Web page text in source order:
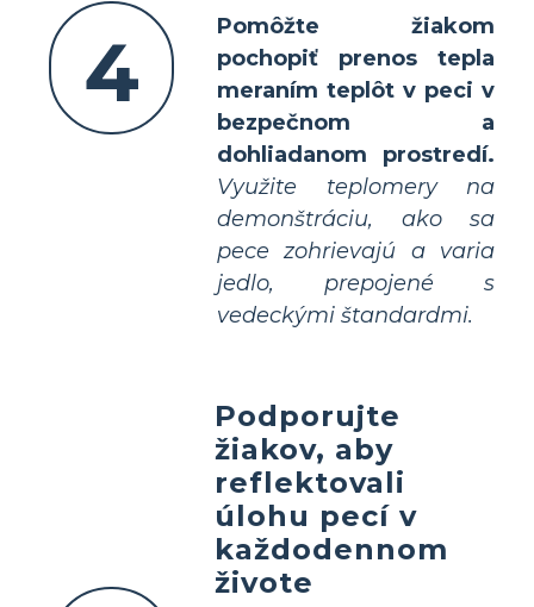
4
Pomôžte žiakom
pochopiť prenos tepla
meraním teplôt v peci v
bezpečnom a
dohliadanom prostredí.
Využite teplomery na
demonštráciu, ako sa
pece zohrievajú a varia
jedlo, prepojené s
vedeckými štandardmi.
Podporujte
žiakov, aby
reflektovali
úlohu pecí v
každodennom
živote